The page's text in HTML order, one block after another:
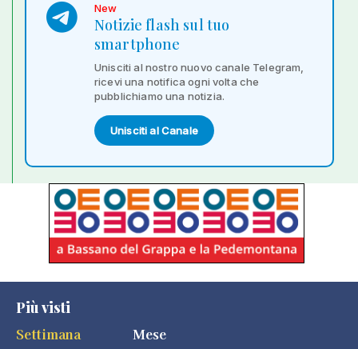
New
Notizie flash sul tuo
smartphone
Unisciti al nostro nuovo canale Telegram,
ricevi una notifica ogni volta che
pubblichiamo una notizia.
Unisciti al Canale
Più visti
Settimana
Mese